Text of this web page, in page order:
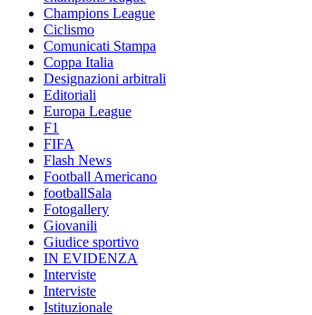
Champions League
Ciclismo
Comunicati Stampa
Coppa Italia
Designazioni arbitrali
Editoriali
Europa League
F1
FIFA
Flash News
Football Americano
footballSala
Fotogallery
Giovanili
Giudice sportivo
IN EVIDENZA
Interviste
Interviste
Istituzionale